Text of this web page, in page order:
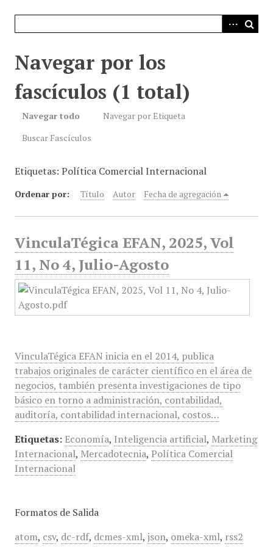
Navegar por los
fascículos (1 total)
Navegar todo
Navegar por Etiqueta
Buscar Fascículos
Etiquetas: Política Comercial Internacional
Ordenar por: Título Autor Fecha de agregación
VinculaTégica EFAN, 2025, Vol
11, No 4, Julio-Agosto
VinculaTégica EFAN inicia en el 2014, publica
trabajos originales de carácter científico en el área de
negocios, también presenta investigaciones de tipo
básico en torno a administración, contabilidad,
auditoría, contabilidad internacional, costos…
Etiquetas: Economía, Inteligencia artificial, Marketing
Internacional, Mercadotecnia, Política Comercial
Internacional
Formatos de Salida
atom, csv, dc-rdf, dcmes-xml, json, omeka-xml, rss2